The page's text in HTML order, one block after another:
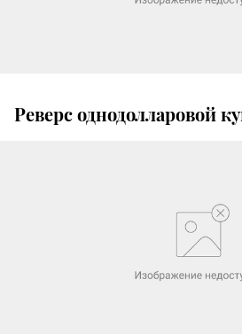
Реверс однодолларовой